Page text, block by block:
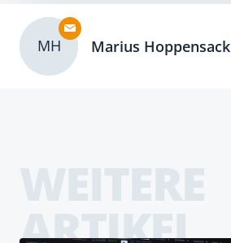
MH Marius Hoppensack
ARTIKEL